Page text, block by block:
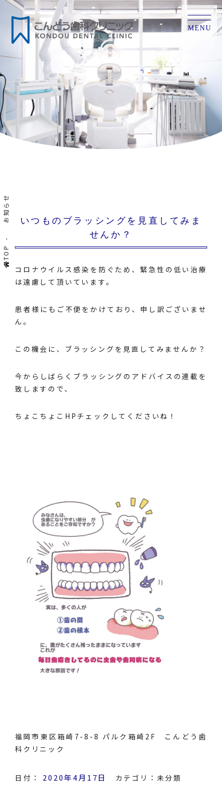
MENU
TOP
お知らせ
いつものブラッシングを見直してみま
せんか？
コロナウイルス感染を防ぐため、緊急性の低い治療
は遠慮して頂いています。
患者様にもご不便をかけており、申し訳ございませ
ん。
この機会に、ブラッシングを見直してみませんか？
今からしばらくブラッシングのアドバイスの連載を
致しますので、
ちょこちょこHPチェックしてくださいね！
福岡市東区箱崎7-8-8 パルク箱崎2F こんどう歯
科クリニック
日付： 2020年4月17日 カテゴリ： 未分類